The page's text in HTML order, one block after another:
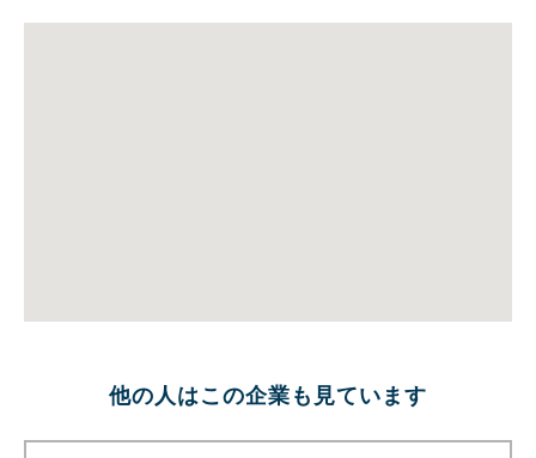
他の人はこの企業も見ています